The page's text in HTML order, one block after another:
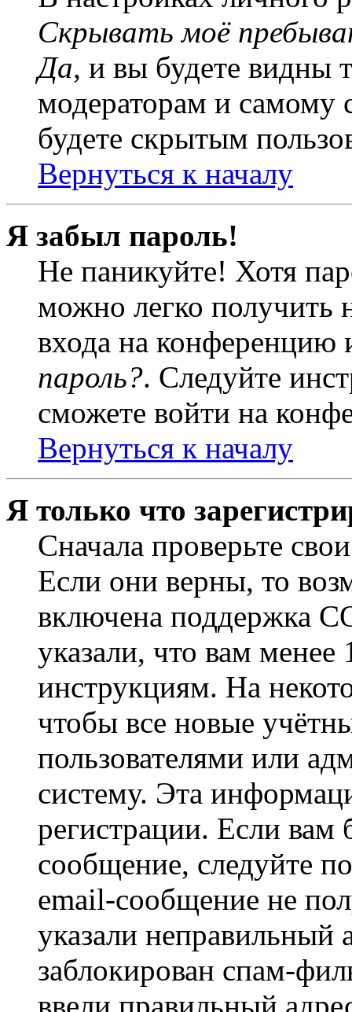
Скрывать моё
Да, и вы будете видны
модераторам и самому
будете скрытым
Вернуться к началу
Я забыл пароль!
Не паникуйте! Хотя
можно легко получить
входа на
пароль?. Следуйте
сможете войти на
Вернуться к началу
Я только что
Сначала проверьте
Если они верны, то
включена поддержка
указали, что вам
инструкциям. На
чтобы все новые
пользователями или
систему. Эта
регистрации. Если
сообщение, следуйте
email-сообщение не
указали неправильный
заблокирован спам-
ввели правильный